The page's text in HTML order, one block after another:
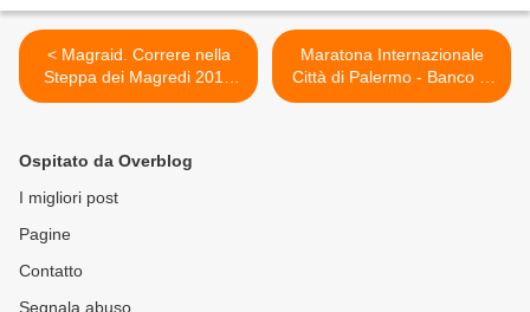
< Magraid. Correre nella
Steppa dei Magredi 2013
(6^ ed.). / mesi al Magraid
fotografica presso l'azienda
"I Magredi"
Maratona Internazionale
Città di Palermo - Banco di
Sicilia Unicredit Group (18^
Ospitato da Overblog
I migliori post
Pagine
Contatto
Segnala abuso